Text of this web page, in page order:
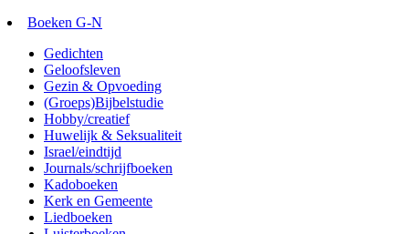
Boeken G-N
Gedichten
Geloofsleven
Gezin & Opvoeding
(Groeps)Bijbelstudie
Hobby/creatief
Huwelijk & Seksualiteit
Israel/eindtijd
Journals/schrijfboeken
Kadoboeken
Kerk en Gemeente
Liedboeken